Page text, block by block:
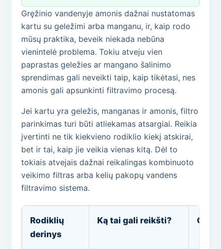
Gręžinio vandenyje amonis dažnai nustatomas
kartu su geležimi arba manganu, ir, kaip rodo
mūsų praktika, beveik niekada nebūna
vienintelė problema. Tokiu atveju vien
paprastas geležies ar mangano šalinimo
sprendimas gali neveikti taip, kaip tikėtasi, nes
amonis gali apsunkinti filtravimo procesą.
Jei kartu yra geležis, manganas ir amonis, filtro
parinkimas turi būti atliekamas atsargiai. Reikia
įvertinti ne tik kiekvieno rodiklio kiekį atskirai,
bet ir tai, kaip jie veikia vienas kitą. Dėl to
tokiais atvejais dažnai reikalingas kombinuoto
veikimo filtras arba kelių pakopų vandens
filtravimo sistema.
Rodiklių
derinys
Ką tai gali reikšti?